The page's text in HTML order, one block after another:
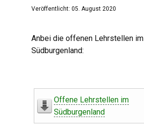
Veröffentlicht: 05. August 2020
Anbei die offenen Lehrstellen im
Südburgenland:
Offene Lehrstellen im
Südburgenland